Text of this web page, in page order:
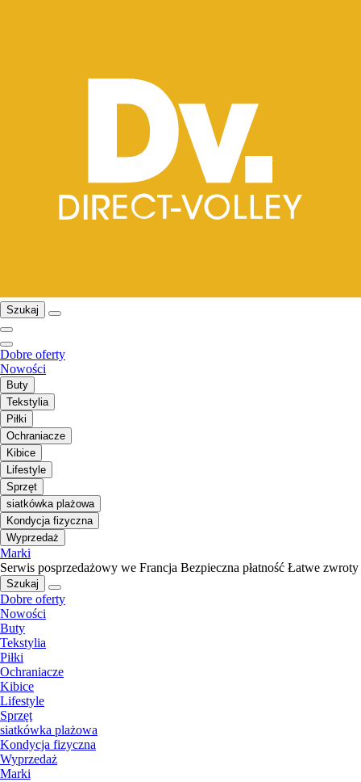
Szukaj
Dobre oferty
Nowości
Buty
Tekstylia
Piłki
Ochraniacze
Kibice
Lifestyle
Sprzęt
siatkówka plażowa
Kondycja fizyczna
Wyprzedaż
Marki
Serwis posprzedażowy we Francja Bezpieczna płatność Łatwe zwroty
Szukaj
Dobre oferty
Nowości
Buty
Tekstylia
Piłki
Ochraniacze
Kibice
Lifestyle
Sprzęt
siatkówka plażowa
Kondycja fizyczna
Wyprzedaż
Marki